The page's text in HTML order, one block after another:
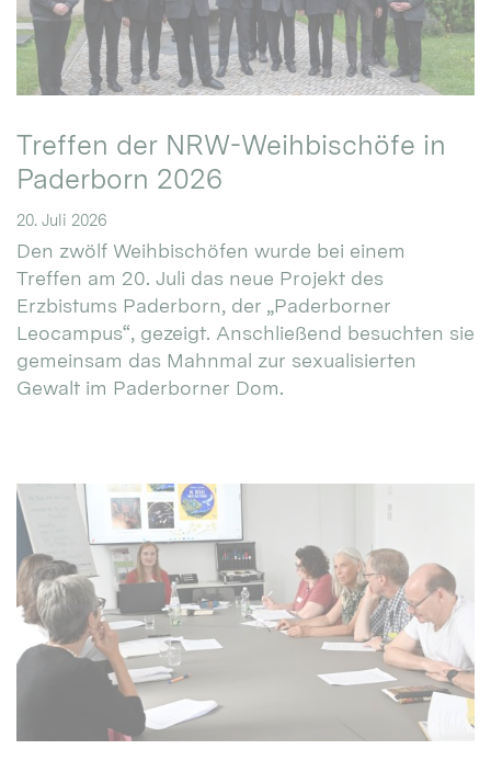
Treffen der NRW-Weihbischöfe in
Paderborn 2026
20. Juli 2026
Den zwölf Weihbischöfen wurde bei einem
Treffen am 20. Juli das neue Projekt des
Erzbistums Paderborn, der „Paderborner
Leocampus“, gezeigt. Anschließend besuchten sie
gemeinsam das Mahnmal zur sexualisierten
Gewalt im Paderborner Dom.